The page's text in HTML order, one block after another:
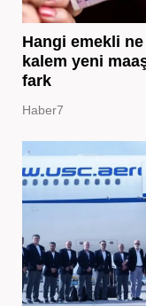
Hangi emekli
kalem yeni
fark
Haber7